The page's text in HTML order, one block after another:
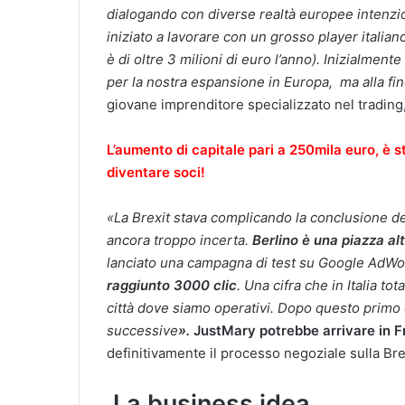
dialogando con diverse realtà europee
iniziato a lavorare con un grosso player
è di oltre 3 milioni di euro l’anno). Inizialmente
per la nostra espansione in Europa, ma alla
giovane imprenditore specializzato nel
L’aumento di capitale pari a 250mila euro,
diventare soci!
«La Brexit stava complicando la conclusione
ancora troppo incerta. Berlino è una piazza
lanciato una campagna di test su Google
raggiunto 3000 clic. Una cifra che in Italia
città dove siamo operativi. Dopo questo
successive». JustMary potrebbe arrivare in
definitivamente il processo negoziale sulla